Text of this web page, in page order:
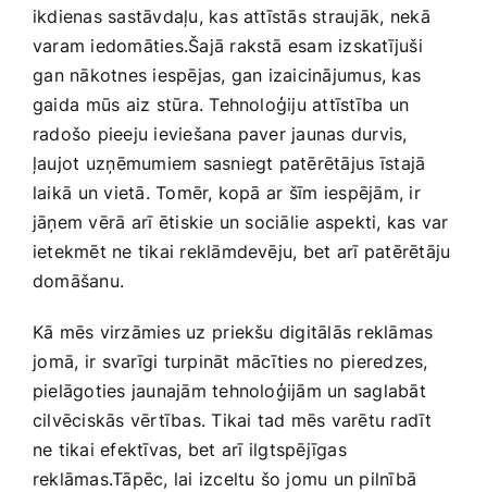
ikdienas sastāvdaļu, kas attīstās straujāk,⁤ nekā
varam iedomāties.Šajā rakstā esam izskatījuši
⁢gan nākotnes iespējas, gan izaicinājumus, kas
gaida ⁤mūs aiz stūra. Tehnoloģiju attīstība⁤ un
radošo pieeju ieviešana paver jaunas ‍durvis,
ļaujot ⁣uzņēmumiem sasniegt patērētājus⁢ īstajā
laikā⁤ un vietā. Tomēr, kopā ar ⁤šīm iespējām, ir​
jāņem vērā‍ arī⁢ ētiskie un sociālie aspekti,​ kas var
ietekmēt‍ ne tikai reklāmdevēju, ⁢bet arī‌ patērētāju
domāšanu.
Kā mēs virzāmies uz ⁣priekšu digitālās reklāmas
⁢jomā, ⁣ir‍ svarīgi turpināt ⁣mācīties no ⁣pieredzes,
pielāgoties jaunajām tehnoloģijām un saglabāt
cilvēciskās vērtības. Tikai ‍tad​ mēs varētu radīt
ne tikai efektīvas, ​bet arī ⁣ilgtspējīgas
reklāmas.Tāpēc,‌ lai izceltu šo jomu un pilnībā